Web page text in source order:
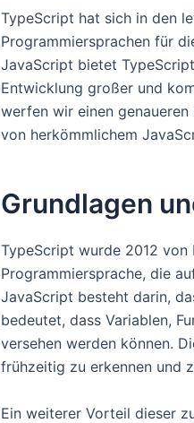
TypeScript hat sich in den
Programmiersprachen für
JavaScript bietet
Entwicklung großer und
werfen wir einen
von herkömmlichem
Grundlagen
TypeScript wurde 2012
Programmiersprache, die
JavaScript besteht darin,
bedeutet, dass Variablen,
versehen werden können.
frühzeitig zu erkennen und
Ein weiterer Vorteil dieser